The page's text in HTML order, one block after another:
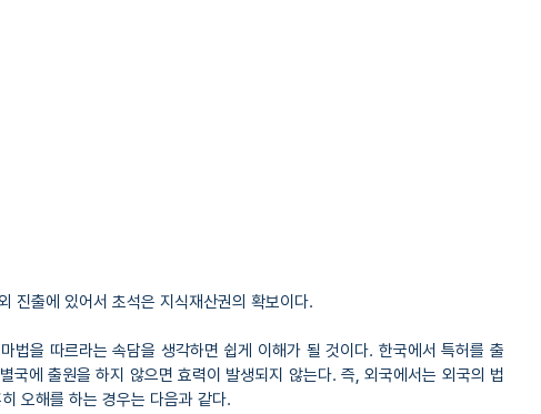
진출에 있어서 초석은 지식재산권의 확보이다.
법을 따르라는 속담을 생각하면 쉽게 이해가 될 것이다. 한국에서 특허를 출
국에 출원을 하지 않으면 효력이 발생되지 않는다. 즉, 외국에서는 외국의 법
오해를 하는 경우는 다음과 같다.